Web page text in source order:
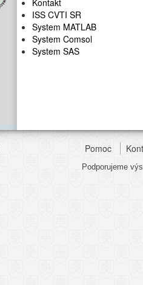
Kontakt
ISS CVTI SR
System MATLAB
System Comsol
System SAS
Pomoc
Podporujeme